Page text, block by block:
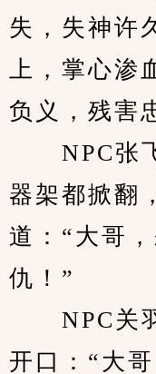
失，失神许
上，掌心渗
负义，残害
NPC张飞
器架都掀翻
道：“大哥
仇！”
NPC关羽
开口：“大